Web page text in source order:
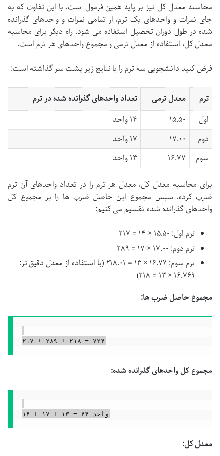
محاسبه معدل کل نیز بر پایه همین فرمول است، با این تفاوت که به
جای نمرات و واحدهای یک ترم، از تمامی نمرات و واحدهای گذرانده
شده در طول دوران تحصیل استفاده می شود. راه دیگر برای محاسبه
معدل کل، استفاده از معدل ترمی و مجموع واحدهای هر ترم است.
فرض کنید دانشجویی سه ترم را با نتایج زیر پشت سر گذاشته است:
ترم معدل ترمی
تعداد واحدهای گذرانده شده در ترم
اول
۱۵.۵۰
۱۴ واحد
دوم
۱۷.۰۰
۱۷ واحد
سوم
۱۶.۷۷ ۱۳ واحد
برای محاسبه معدل کل، معدل هر ترم را در تعداد واحدهای آن ترم
ضرب کرده، سپس مجموع این حاصل ضرب ها را بر مجموع کل
واحدهای گذرانده شده تقسیم می کنیم:
ترم اول: ۱۵.۵۰ × ۱۴ = ۲۱۷
ترم دوم: ۱۷.۰۰ × ۱۷ = ۲۸۹
ترم سوم: ۱۶.۷۷ × ۱۳ = ۲۱۸.۰۱ (با استفاده از معدل دقیق تر:
۱۶.۷۶۹ × ۱۳ = ۲۱۸)
مجموع حاصل ضرب ها:
مجموع کل واحدهای گذرانده شده:
معدل کل: